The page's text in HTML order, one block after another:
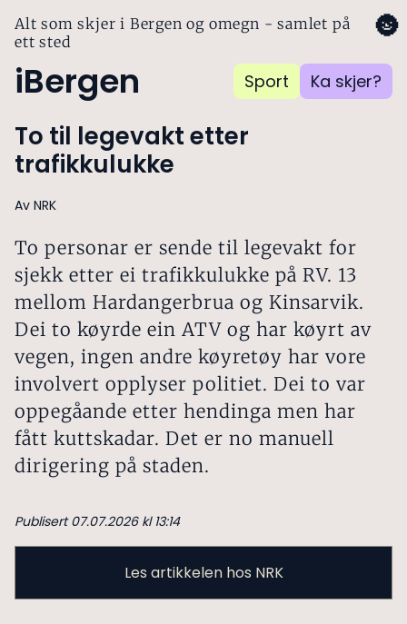
Alt som skjer i Bergen og omegn - samlet på
ett sted
iBergen Sport Ka skjer?
🌚
To til legevakt etter
trafikkulukke
Av NRK
To personar er sende til legevakt for
sjekk etter ei trafikkulukke på RV. 13
mellom Hardangerbrua og Kinsarvik.
Dei to køyrde ein ATV og har køyrt av
vegen, ingen andre køyretøy har vore
involvert opplyser politiet. Dei to var
oppegåande etter hendinga men har
fått kuttskadar. Det er no manuell
dirigering på staden.
Publisert 07.07.2026 kl 13:14
Les artikkelen hos NRK